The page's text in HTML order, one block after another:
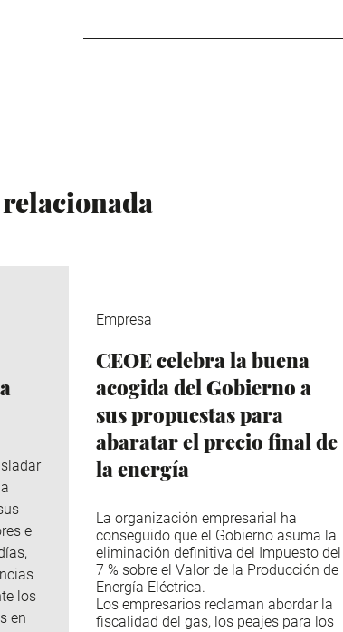
e
los
en
Empresa
CEOE celebra la buena
acogida del Gobierno a
sus propuestas para
abaratar el precio final de
la energía
La organización empresarial ha
conseguido que el Gobierno asuma la
eliminación definitiva del Impuesto del
7 % sobre el Valor de la Producción de
Energía Eléctrica.
Los empresarios reclaman abordar la
fiscalidad del gas, los peajes para los